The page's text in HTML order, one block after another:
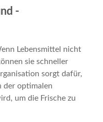
-
Lebensmittel nicht
sie schneller
sorgt dafür,
der optimalen
um die Frische zu